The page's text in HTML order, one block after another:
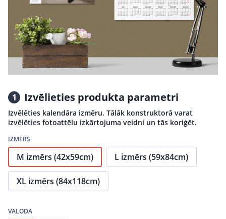
1 Izvēlieties produkta parametri
Izvēlēties kalendāra izmēru. Tālāk konstruktorā varat
izvēlēties fotoattēlu izkārtojuma veidni un tās koriģēt.
IZMĒRS
M izmērs (42x59cm) L izmērs (59x84cm)
XL izmērs (84x118cm)
VALODA